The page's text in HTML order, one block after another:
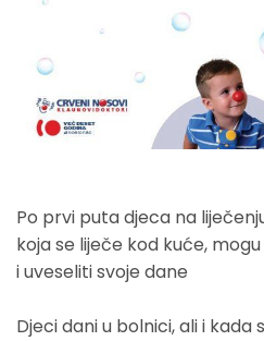
Po prvi puta djeca na
koja se liječe kod kuće,
i uveseliti svoje dane
Djeci dani u bolnici, ali i kada